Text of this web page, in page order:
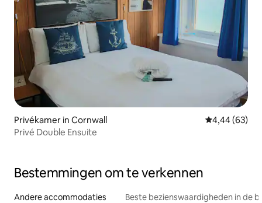
Privékamer in Cornwall Gemiddelde
4,44 (63)
Privé Double Ensuite
Bestemmingen om te verkennen
Andere accommodaties Beste bezienswaardigheden in de